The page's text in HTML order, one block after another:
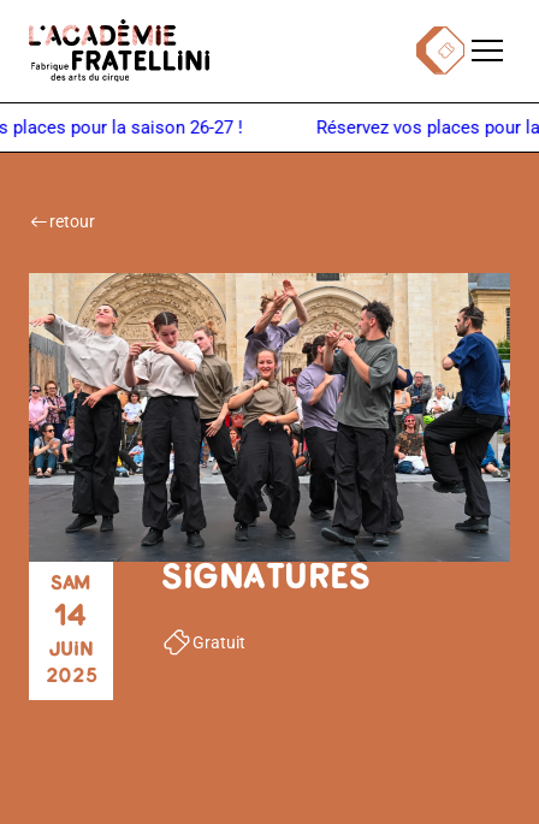
Billetterie
Menu
pour la saison 26-27 !
retour
SAM
14
JUIN
2025
SIGNATURES
Gratuit
Panneau de gestion des cookies